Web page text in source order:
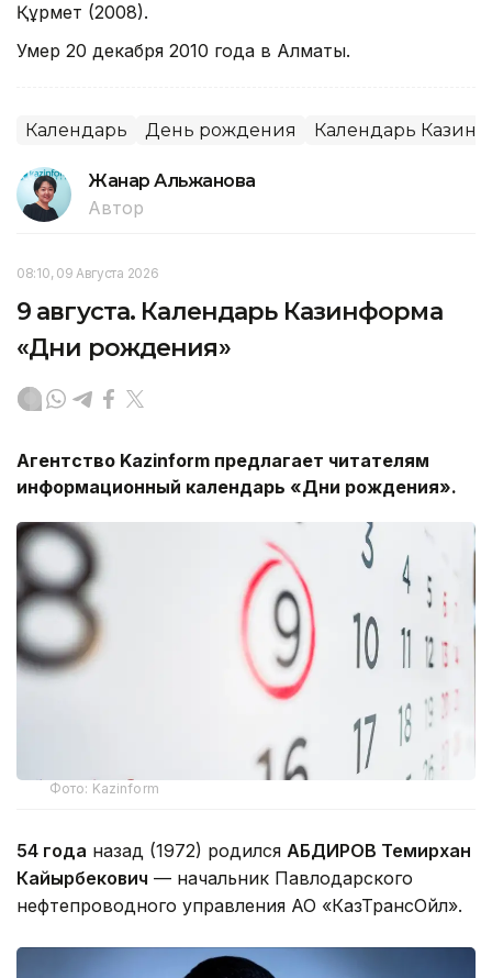
Құрмет (2008).
Умер 20 декабря 2010 года в Алматы.
Календарь День рождения Календарь
Жанар Альжанова
Автор
08:10, 09 Августа 2026
9 августа. Календарь Казинформа
«Дни рождения»
Агентство Kazinform предлагает читателям
информационный календарь «Дни рождения».
Фото: Kazinform
54 года назад (1972) родился АБДИРОВ Темирхан
Кайырбекович — начальник Павлодарского
нефтепроводного управления АО «КазТрансОйл».